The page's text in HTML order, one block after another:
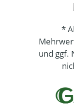
*
und ggf.